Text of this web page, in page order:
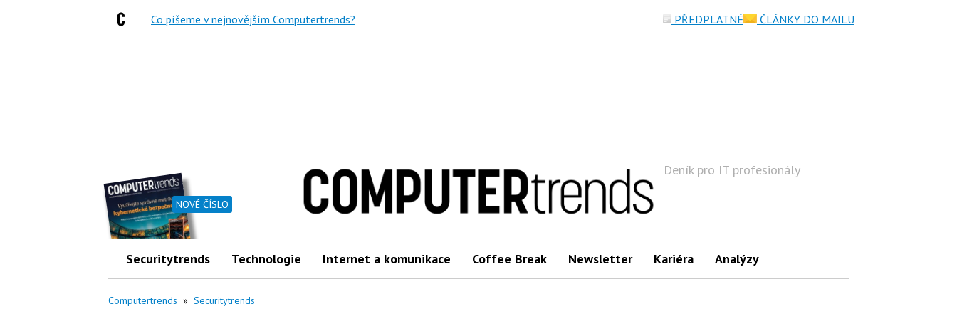
NOVÉ ČÍSLO
Deník pro IT profesionály
Securitytrends Technologie Internet a komunikace Coffee Break Newsletter Kariéra Analýzy
Computertrends » Securitytrends
Co píšeme v nejnovějším Computertrends? PŘEDPLATNÉ ČLÁNKY DO MAILU